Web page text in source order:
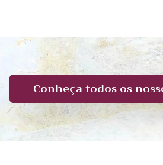
Conheça todos os